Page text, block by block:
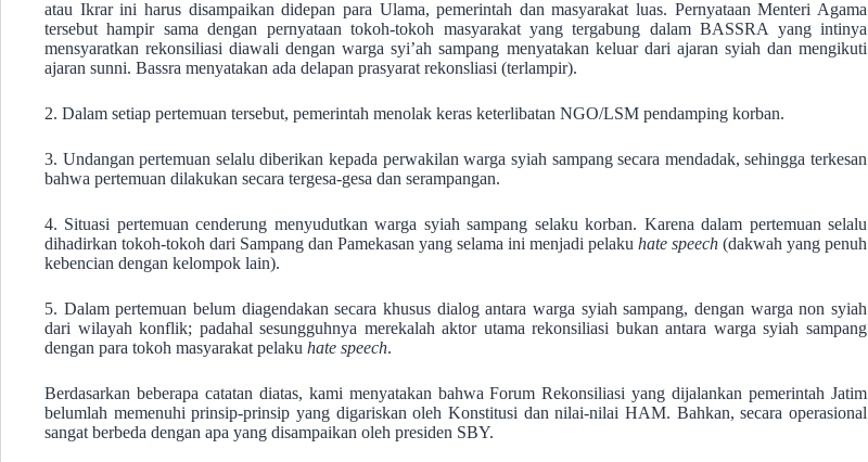
atau Ikrar ini harus disampaikan didepan para Ulama, pemerintah dan masyarakat luas. Pernyataan Menteri Agama
tersebut hampir sama dengan pernyataan tokoh-tokoh masyarakat yang tergabung dalam BASSRA yang intinya
mensyaratkan rekonsiliasi diawali dengan warga syi’ah sampang menyatakan keluar dari ajaran syiah dan mengikuti
ajaran sunni. Bassra menyatakan ada delapan prasyarat rekonsliasi (terlampir).
2. Dalam setiap pertemuan tersebut, pemerintah menolak keras keterlibatan NGO/LSM pendamping korban.
3. Undangan pertemuan selalu diberikan kepada perwakilan warga syiah sampang secara mendadak, sehingga terkesan
bahwa pertemuan dilakukan secara tergesa-gesa dan serampangan.
4. Situasi pertemuan cenderung menyudutkan warga syiah sampang selaku korban. Karena dalam pertemuan selalu
dihadirkan tokoh-tokoh dari Sampang dan Pamekasan yang selama ini menjadi pelaku hate speech (dakwah yang penuh
kebencian dengan kelompok lain).
5. Dalam pertemuan belum diagendakan secara khusus dialog antara warga syiah sampang, dengan warga non syiah
dari wilayah konflik; padahal sesungguhnya merekalah aktor utama rekonsiliasi bukan antara warga syiah sampang
dengan para tokoh masyarakat pelaku hate speech.
Berdasarkan beberapa catatan diatas, kami menyatakan bahwa Forum Rekonsiliasi yang dijalankan pemerintah Jatim
belumlah memenuhi prinsip-prinsip yang digariskan oleh Konstitusi dan nilai-nilai HAM. Bahkan, secara operasional
sangat berbeda dengan apa yang disampaikan oleh presiden SBY.